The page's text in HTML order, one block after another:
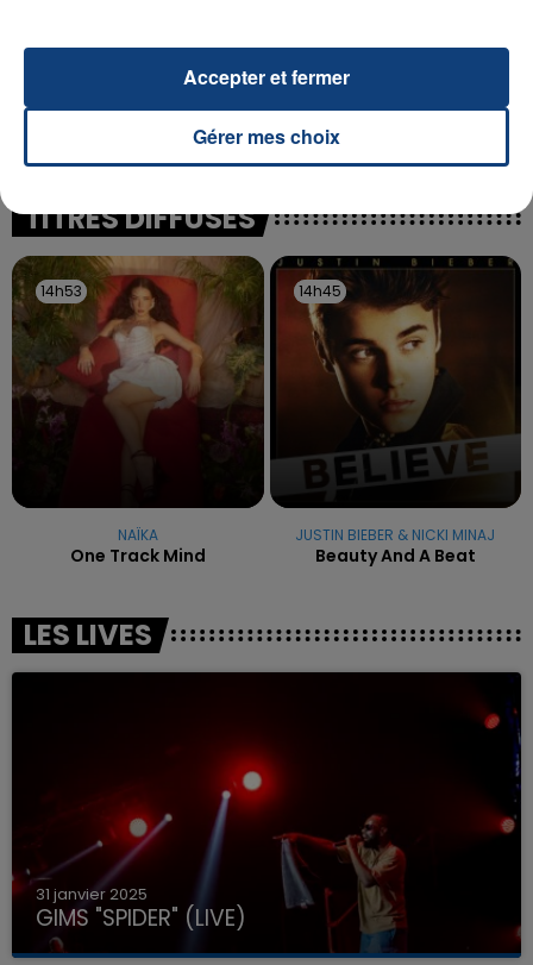
UNE ADOLESCENTE DEVANT SE FAIRE
OPÉRER DE LA CHEVILLE RESSORT DE LA...
La famille a porté plainte contre la clinique qui a
reconnu sa responsabilité et présenté ses
TITRES DIFFUSÉS
14h53
14h53
NAÏKA
One Track Mind
14h45
14h45
JUSTIN BIEBER & NICKI MINAJ
Beauty And A Beat
LES LIVES
31 janvier 2025
GIMS "SPIDER" (LIVE)
Gérer mes choix
Accepter et fermer